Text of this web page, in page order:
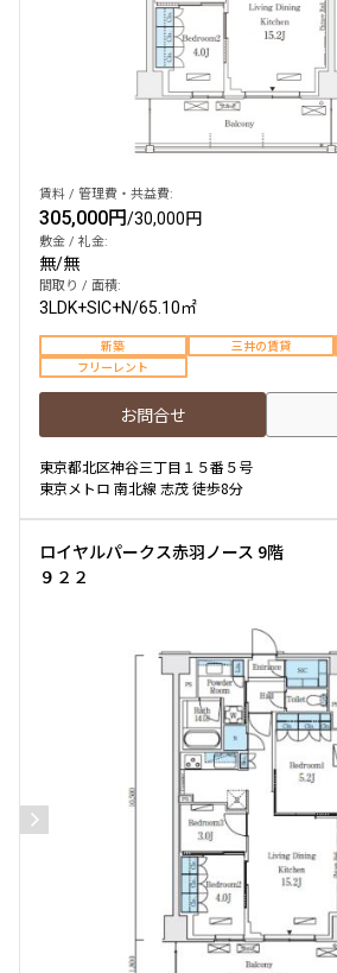
賃料 / 管理費・共益費:
305,000円/30,000円
敷金 / 礼金:
無/無
間取り / 面積:
3LDK+SIC+N/65.10㎡
新築 三井の賃貸
フリーレント
お問合せ
東京都北区神谷三丁目１５番５号
東京メトロ 南北線 志茂 徒歩8分
ロイヤルパークス赤羽ノース 9階
９２２